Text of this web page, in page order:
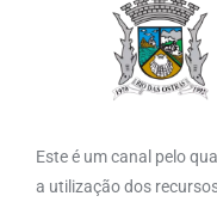
Este é um canal pelo
a utilização dos